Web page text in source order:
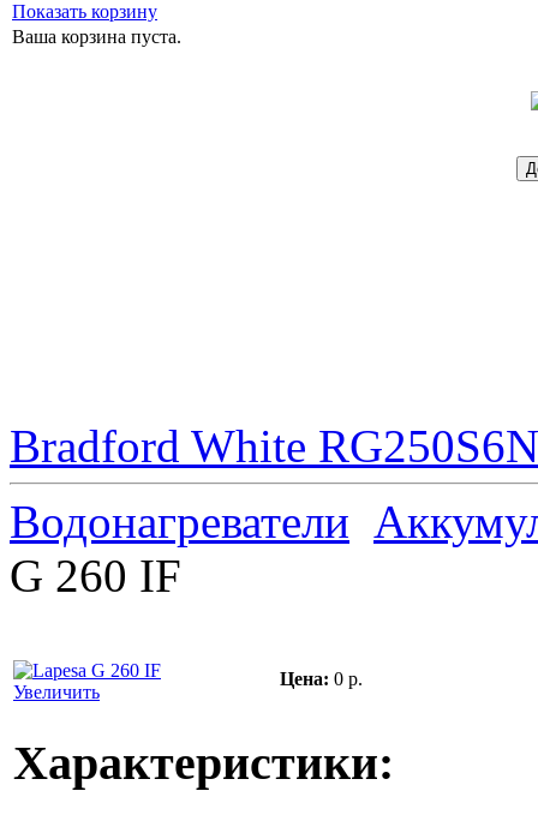
Показать корзину
Ваша корзина пуста.
Bradford White
Водонагреватели
G 260 IF
Увеличить
Цена: 0 р.
Характеристики: